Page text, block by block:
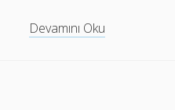
Devamını Oku